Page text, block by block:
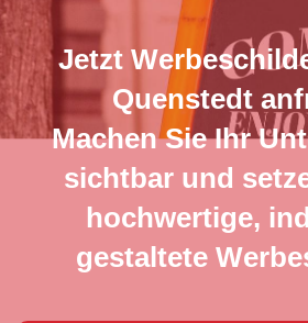
Jetzt
Quenstedt
Machen Sie Ihr
sichtbar und
hochwertige,
gestaltete